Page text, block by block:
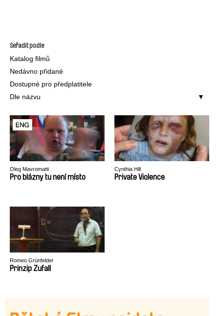
Seřadit podle
Katalog filmů
Nedávno přidané
Dostupné pro předplatitele
Dle názvu
Oleg Mavromatti
Pro blázny tu není místo
Cynthia Hill
Private Violence
Romeo Grünfelder
Prinzip Zufall